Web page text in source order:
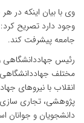
وی با بیان اینکه در
وجود دارد تصریح کرد:
جامعه پیشرفت کند.
رئیس جهاددانشگاهی
مختلف جهاددانشگاهی
انقلاب با نیروهای
پژوهشی، تجاری
دانشجویان و جوانان